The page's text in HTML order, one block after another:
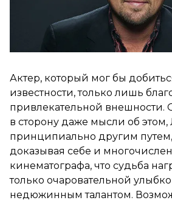
Актер, который мог бы
известности, только лишь
привлекательной внешности.
в сторону даже мысли об
принципиально другим
доказывая себе и
кинематографа, что судьба
только очаровательной
недюжинным талантом.